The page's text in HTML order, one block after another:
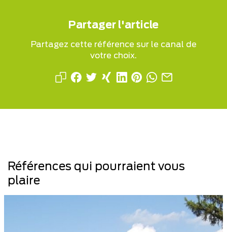
Partager l'article
Partagez cette référence sur le canal de
votre choix.
Références qui pourraient vous
plaire